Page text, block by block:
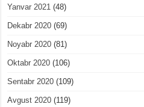
Yanvar 2021 (48)
Dekabr 2020 (69)
Noyabr 2020 (81)
Oktabr 2020 (106)
Sentabr 2020 (109)
Avgust 2020 (119)